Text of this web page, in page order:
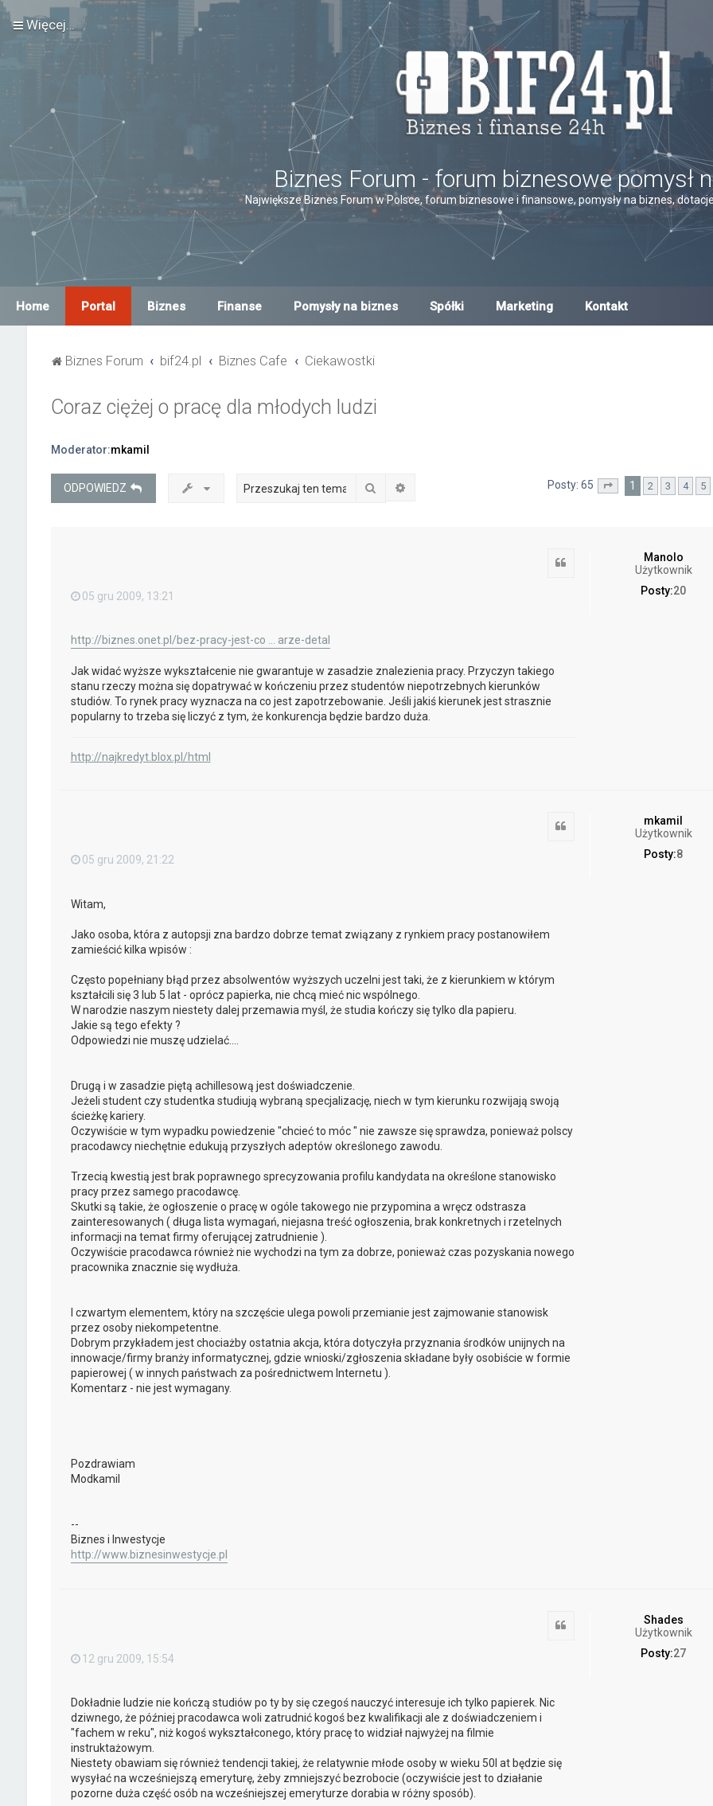
Więcej…
Biznes Forum - forum biznesowe pomysł
Największe Biznes Forum w Polsce, forum biznesowe i finansowe, pomysły na biznes,
Home Portal Biznes Finanse Pomysły na biznes Spółki Marketing Kontakt
Biznes Forum bif24.pl Biznes Cafe Ciekawostki
Coraz ciężej o pracę dla młodych ludzi
Moderator:mkamil
ODPOWIEDZ Szukaj Wyszukiwanie zaawansowanePosty: 65 Strona 1z 7
1 2 3 4 5
Manolo
Użytkownik
Posty:20
05 gru 2009, 13:21
http://biznes.onet.pl/bez-pracy-jest-co ... arze-detal
Jak widać wyższe wykształcenie nie gwarantuje w zasadzie znalezienia pracy. Przyczyn takiego
stanu rzeczy można się dopatrywać w kończeniu przez studentów niepotrzebnych kierunków
studiów. To rynek pracy wyznacza na co jest zapotrzebowanie. Jeśli jakiś kierunek jest strasznie
popularny to trzeba się liczyć z tym, że konkurencja będzie bardzo duża.
http://najkredyt.blox.pl/html
mkamil
Użytkownik
Posty:8
05 gru 2009, 21:22
Witam,
Jako osoba, która z autopsji zna bardzo dobrze temat związany z rynkiem pracy postanowiłem
zamieścić kilka wpisów :
Często popełniany błąd przez absolwentów wyższych uczelni jest taki, że z kierunkiem w którym
kształcili się 3 lub 5 lat - oprócz papierka, nie chcą mieć nic wspólnego.
W narodzie naszym niestety dalej przemawia myśl, że studia kończy się tylko dla papieru.
Jakie są tego efekty ?
Odpowiedzi nie muszę udzielać....
Drugą i w zasadzie piętą achillesową jest doświadczenie.
Jeżeli student czy studentka studiują wybraną specjalizację, niech w tym kierunku rozwijają swoją
ścieżkę kariery.
Oczywiście w tym wypadku powiedzenie "chcieć to móc " nie zawsze się sprawdza, ponieważ polscy
pracodawcy niechętnie edukują przyszłych adeptów określonego zawodu.
Trzecią kwestią jest brak poprawnego sprecyzowania profilu kandydata na określone stanowisko
pracy przez samego pracodawcę.
Skutki są takie, że ogłoszenie o pracę w ogóle takowego nie przypomina a wręcz odstrasza
zainteresowanych ( długa lista wymagań, niejasna treść ogłoszenia, brak konkretnych i rzetelnych
informacji na temat firmy oferującej zatrudnienie ).
Oczywiście pracodawca również nie wychodzi na tym za dobrze, ponieważ czas pozyskania nowego
pracownika znacznie się wydłuża.
I czwartym elementem, który na szczęście ulega powoli przemianie jest zajmowanie stanowisk
przez osoby niekompetentne.
Dobrym przykładem jest chociażby ostatnia akcja, która dotyczyła przyznania środków unijnych na
innowacje/firmy branży informatycznej, gdzie wnioski/zgłoszenia składane były osobiście w formie
papierowej ( w innych państwach za pośrednictwem Internetu ).
Komentarz - nie jest wymagany.
Pozdrawiam
Modkamil
--
Biznes i Inwestycje
http://www.biznesinwestycje.pl
Shades
Użytkownik
Posty:27
12 gru 2009, 15:54
Dokładnie ludzie nie kończą studiów po ty by się czegoś nauczyć interesuje ich tylko papierek. Nic
dziwnego, że później pracodawca woli zatrudnić kogoś bez kwalifikacji ale z doświadczeniem i
"fachem w reku", niż kogoś wykształconego, który pracę to widział najwyżej na filmie
instruktażowym.
Niestety obawiam się również tendencji takiej, że relatywnie młode osoby w wieku 50l at będzie się
wysyłać na wcześniejszą emeryturę, żeby zmniejszyć bezrobocie (oczywiście jest to działanie
pozorne duża część osób na wcześniejszej emeryturze dorabia w różny sposób).